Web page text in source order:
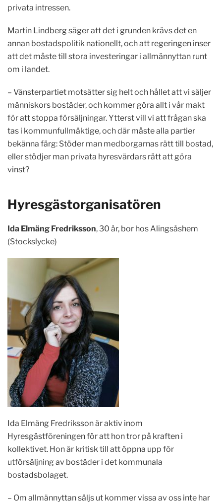
privata intressen.
Martin Lindberg säger att det i grunden krävs det en
annan bostadspolitik nationellt, och att regeringen inser
att det måste till stora investeringar i allmännyttan runt
om i landet.
– Vänsterpartiet motsätter sig helt och hållet att vi säljer
människors bostäder, och kommer göra allt i vår makt
för att stoppa försäljningar. Ytterst vill vi att frågan ska
tas i kommunfullmäktige, och där måste alla partier
bekänna färg: Stöder man medborgarnas rätt till bostad,
eller stödjer man privata hyresvärdars rätt att göra
vinst?
Hyresgästorganisatören
Ida Elmäng Fredriksson, 30 år, bor hos Alingsåshem
(Stockslycke)
Ida Elmäng Fredriksson är aktiv inom
Hyresgästföreningen för att hon tror på kraften i
kollektivet. Hon är kritisk till att öppna upp för
utförsäljning av bostäder i det kommunala
bostadsbolaget.
– Om allmännyttan säljs ut kommer vissa av oss inte har